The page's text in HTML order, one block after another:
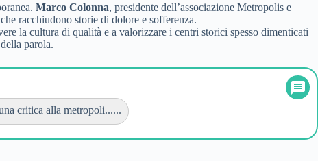
Marco Colonna, presidente dell’associazione Metropolis e
racchiudono storie di dolore e sofferenza.
la cultura di qualità e a valorizzare i centri storici spesso dimenticati
parola.
critica alla metropoli......